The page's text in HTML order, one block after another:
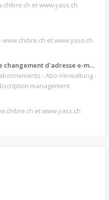
et www.yass.ch
www.chibre.ch et www.yass.ch
d'adresse e-mail.
- Abo-Verwaltung -
management
et www.yass.ch